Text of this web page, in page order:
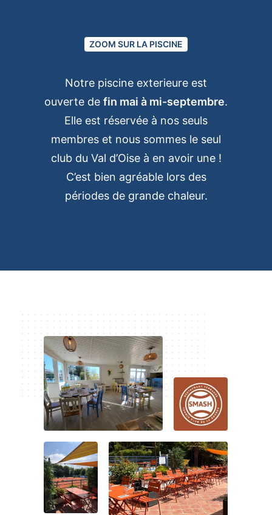
ZOOM SUR LA PISCINE
Notre piscine exterieure est
ouverte de fin mai à mi-septembre.
Elle est réservée à nos seuls
membres et nous sommes le seul
club du Val d’Oise à en avoir une !
C’est bien agréable lors des
périodes de grande chaleur.